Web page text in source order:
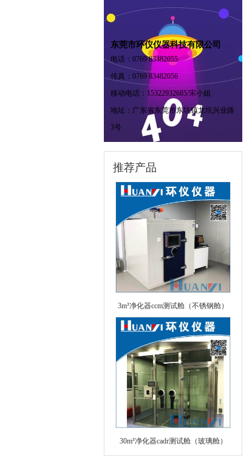
东莞市环仪仪器科技有限公司
电话：0769 83482055
传真：0769 83482056
移动电话：15322932685/宋小姐
地址：广东省东莞市东坑镇龙坑兴业路
3号
推荐产品
3m³净化器ccm测试舱（不锈钢舱）
30m³净化器cadr测试舱（玻璃舱）